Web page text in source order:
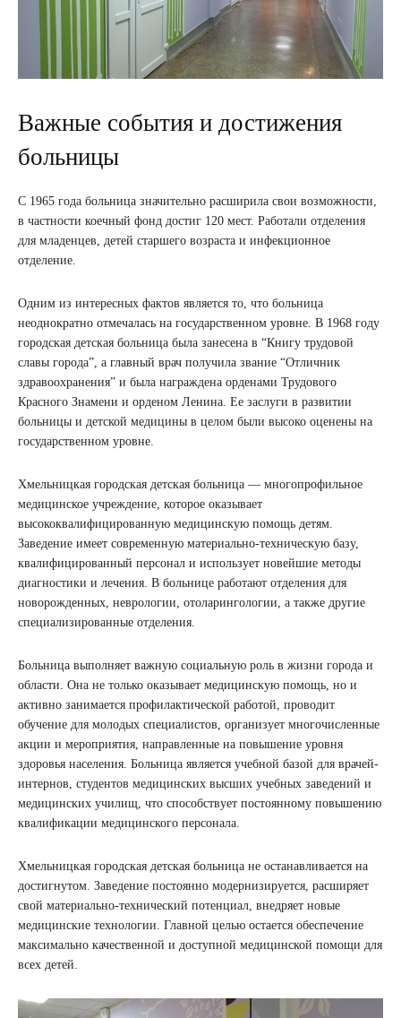
Важные события и достижения
больницы
С 1965 года больница значительно расширила свои возможности,
в частности коечный фонд достиг 120 мест. Работали отделения
для младенцев, детей старшего возраста и инфекционное
отделение.
Одним из интересных фактов является то, что больница
неоднократно отмечалась на государственном уровне. В 1968 году
городская детская больница была занесена в “Книгу трудовой
славы города”, а главный врач получила звание “Отличник
здравоохранения” и была награждена орденами Трудового
Красного Знамени и орденом Ленина. Ее заслуги в развитии
больницы и детской медицины в целом были высоко оценены на
государственном уровне.
Хмельницкая городская детская больница — многопрофильное
медицинское учреждение, которое оказывает
высококвалифицированную медицинскую помощь детям.
Заведение имеет современную материально-техническую базу,
квалифицированный персонал и использует новейшие методы
диагностики и лечения. В больнице работают отделения для
новорожденных, неврологии, отоларингологии, а также другие
специализированные отделения.
Больница выполняет важную социальную роль в жизни города и
области. Она не только оказывает медицинскую помощь, но и
активно занимается профилактической работой, проводит
обучение для молодых специалистов, организует многочисленные
акции и мероприятия, направленные на повышение уровня
здоровья населения. Больница является учебной базой для врачей-
интернов, студентов медицинских высших учебных заведений и
медицинских училищ, что способствует постоянному повышению
квалификации медицинского персонала.
Хмельницкая городская детская больница не останавливается на
достигнутом. Заведение постоянно модернизируется, расширяет
свой материально-технический потенциал, внедряет новые
медицинские технологии. Главной целью остается обеспечение
максимально качественной и доступной медицинской помощи для
всех детей.